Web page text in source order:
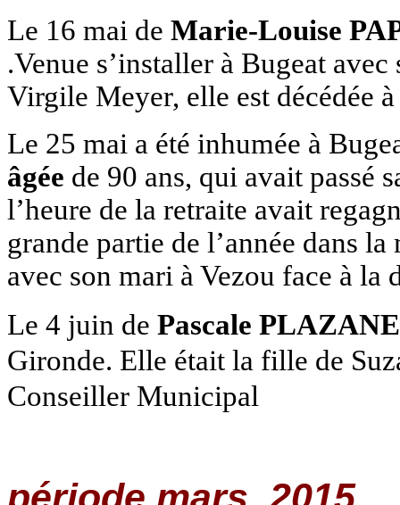
Le 16 mai de Marie-Louise
.Venue s’installer à Bugeat
Virgile Meyer, elle est décédée
Le 25 mai a été inhumée à
âgée de 90 ans, qui avait passé
l’heure de la retraite avait
grande partie de l’année dans
avec son mari à Vezou face à la
Le 4 juin de Pascale
Gironde. Elle était la fille de
Conseiller Municipal